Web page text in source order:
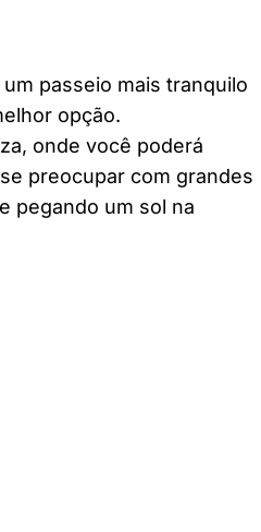
passeio mais tranquilo
opção.
onde você poderá
preocupar com grandes
pegando um sol na